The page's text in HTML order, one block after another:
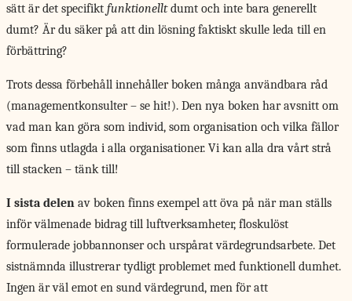
sätt är det specifikt funktionelltdumt och inte bara generellt
dumt? Är du säker på att din lösning faktiskt skulle leda till en
förbättring?
Trots dessa förbehåll innehåller boken många användbara råd
(managementkonsulter – se hit!). Den nya boken har avsnitt om
vad man kan göra som individ, som organisation och vilka fällor
som finns utlagda i alla organisationer. Vi kan alla dra vårt strå
till stacken – tänk till!
I sista delen av boken finns exempel att öva på när man ställs
inför välmenade bidrag till luftverksamheter, floskulöst
formulerade jobbannonser och urspårat värdegrundsarbete. Det
sistnämnda illustrerar tydligt problemet med funktionell dumhet.
Ingen är väl emot en sund värdegrund, men för att